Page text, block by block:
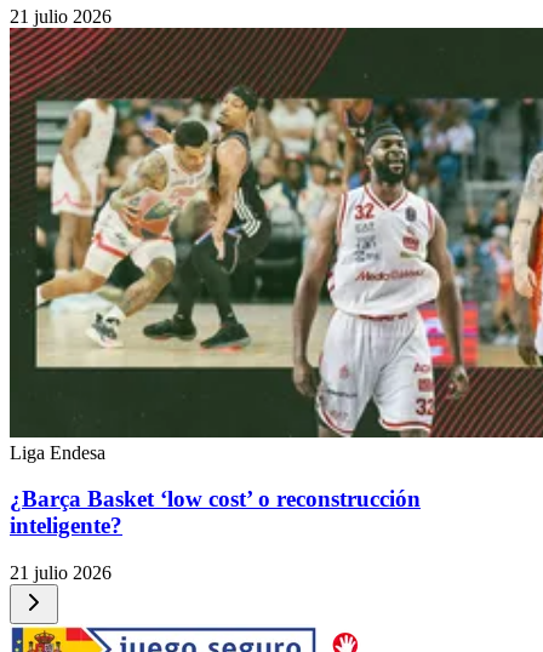
21 julio 2026
Liga Endesa
¿Barça Basket ‘low cost’ o reconstrucción
inteligente?
21 julio 2026